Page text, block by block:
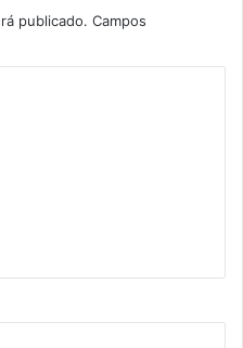
publicado. Campos